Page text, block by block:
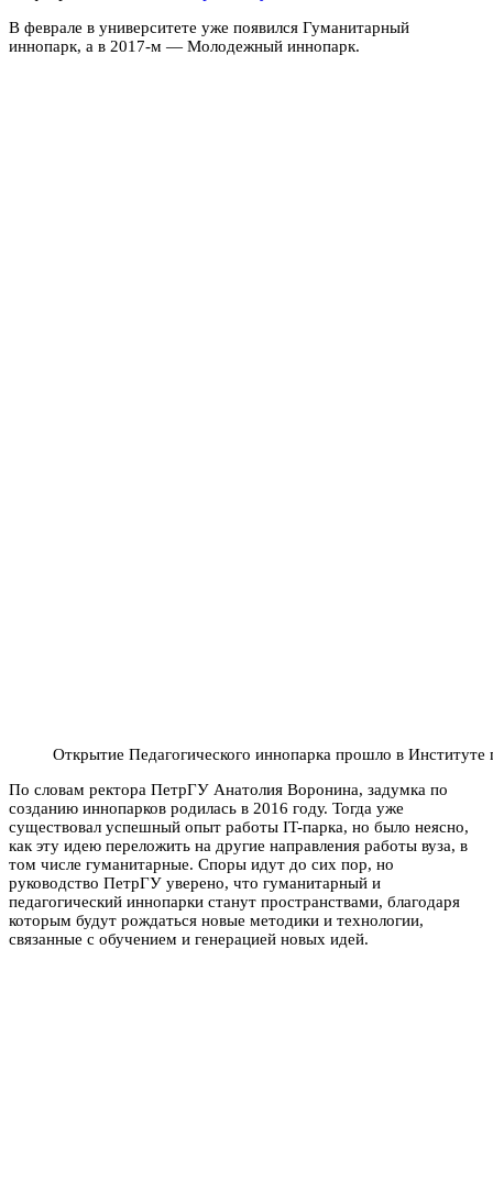
В феврале в университете уже появился Гуманитарный
иннопарк, а в 2017-м — Молодежный иннопарк.
Открытие Педагогического иннопарка прошло в
По словам ректора ПетрГУ Анатолия Воронина, задумка по
созданию иннопарков родилась в 2016 году. Тогда уже
существовал успешный опыт работы IT-парка, но было неясно,
как эту идею переложить на другие направления работы вуза, в
том числе гуманитарные. Споры идут до сих пор, но
руководство ПетрГУ уверено, что гуманитарный и
педагогический иннопарки станут пространствами, благодаря
которым будут рождаться новые методики и технологии,
связанные с обучением и генерацией новых идей.